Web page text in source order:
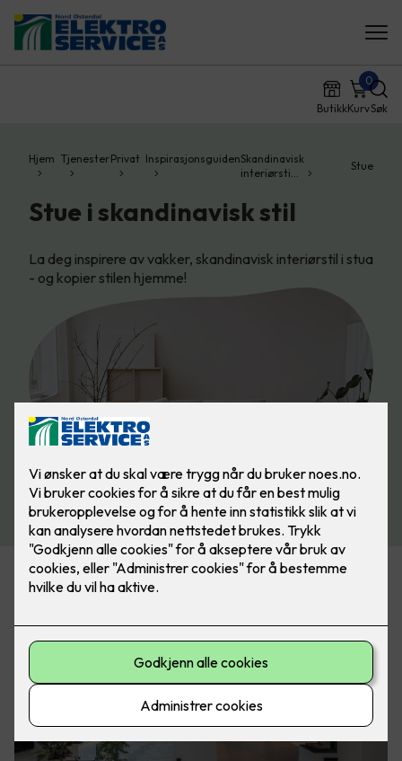
ButikkKurv
0
Søk
Hjem TjenesterPrivat InspirasjonsguidenSkandinavisk
interiørsti…
Stue
Stue i skandinavisk stil
La deg inspirere av vakker, skandinavisk interiørstil i stua
- og kopier stilen hjemme!